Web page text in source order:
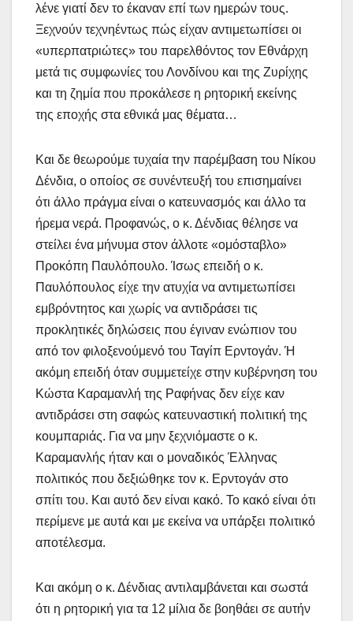
λένε γιατί δεν το έκαναν επί των ημερών τους.
Ξεχνούν τεχνηέντως πώς είχαν αντιμετωπίσει οι
«υπερπατριώτες» του παρελθόντος τον Εθνάρχη
μετά τις συμφωνίες του Λονδίνου και της Ζυρίχης
και τη ζημία που προκάλεσε η ρητορική εκείνης
της εποχής στα εθνικά μας θέματα…
Και δε θεωρούμε τυχαία την παρέμβαση του Νίκου
Δένδια, ο οποίος σε συνέντευξή του επισημαίνει
ότι άλλο πράγμα είναι ο κατευνασμός και άλλο τα
ήρεμα νερά. Προφανώς, ο κ. Δένδιας θέλησε να
στείλει ένα μήνυμα στον άλλοτε «ομόσταβλο»
Προκόπη Παυλόπουλο. Ίσως επειδή ο κ.
Παυλόπουλος είχε την ατυχία να αντιμετωπίσει
εμβρόντητος και χωρίς να αντιδράσει τις
προκλητικές δηλώσεις που έγιναν ενώπιον του
από τον φιλοξενούμενό του Ταγίπ Ερντογάν. Ή
ακόμη επειδή όταν συμμετείχε στην κυβέρνηση του
Κώστα Καραμανλή της Ραφήνας δεν είχε καν
αντιδράσει στη σαφώς κατευναστική πολιτική της
κουμπαριάς. Για να μην ξεχνιόμαστε ο κ.
Καραμανλής ήταν και ο μοναδικός Έλληνας
πολιτικός που δεξιώθηκε τον κ. Ερντογάν στο
σπίτι του. Και αυτό δεν είναι κακό. Το κακό είναι ότι
περίμενε με αυτά και με εκείνα να υπάρξει πολιτικό
αποτέλεσμα.
Και ακόμη ο κ. Δένδιας αντιλαμβάνεται και σωστά
ότι η ρητορική για τα 12 μίλια δε βοηθάει σε αυτήν